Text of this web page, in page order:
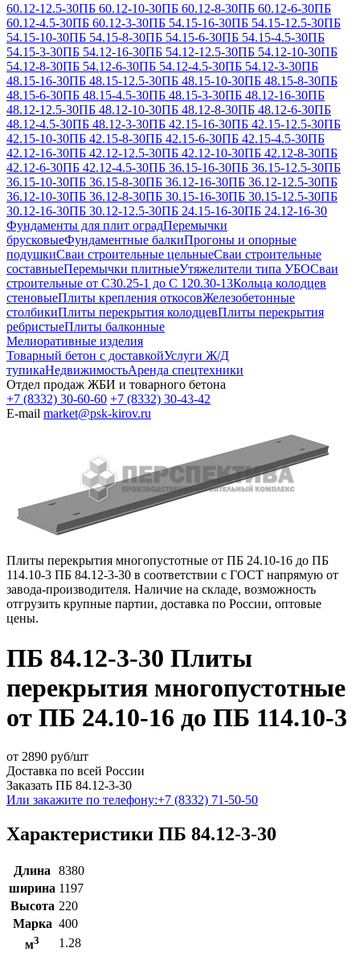
60.12-12.5-30ПБ 60.12-10-30ПБ 60.12-8-30ПБ 60.12-6-30ПБ
60.12-4.5-30ПБ 60.12-3-30ПБ 54.15-16-30ПБ 54.15-12.5-30ПБ
54.15-10-30ПБ 54.15-8-30ПБ 54.15-6-30ПБ 54.15-4.5-30ПБ
54.15-3-30ПБ 54.12-16-30ПБ 54.12-12.5-30ПБ 54.12-10-30ПБ
54.12-8-30ПБ 54.12-6-30ПБ 54.12-4.5-30ПБ 54.12-3-30ПБ
48.15-16-30ПБ 48.15-12.5-30ПБ 48.15-10-30ПБ 48.15-8-30ПБ
48.15-6-30ПБ 48.15-4.5-30ПБ 48.15-3-30ПБ 48.12-16-30ПБ
48.12-12.5-30ПБ 48.12-10-30ПБ 48.12-8-30ПБ 48.12-6-30ПБ
48.12-4.5-30ПБ 48.12-3-30ПБ 42.15-16-30ПБ 42.15-12.5-30ПБ
42.15-10-30ПБ 42.15-8-30ПБ 42.15-6-30ПБ 42.15-4.5-30ПБ
42.12-16-30ПБ 42.12-12.5-30ПБ 42.12-10-30ПБ 42.12-8-30ПБ
42.12-6-30ПБ 42.12-4.5-30ПБ 36.15-16-30ПБ 36.15-12.5-30ПБ
36.15-10-30ПБ 36.15-8-30ПБ 36.12-16-30ПБ 36.12-12.5-30ПБ
36.12-10-30ПБ 36.12-8-30ПБ 30.15-16-30ПБ 30.15-12.5-30ПБ
30.12-16-30ПБ 30.12-12.5-30ПБ 24.15-16-30ПБ 24.12-16-30
Фундаменты для плит оградПеремычки
брусковыеФундаментные балкиПрогоны и опорные
подушкиСваи строительные цельныеСваи строительные
составныеПеремычки плитныеУтяжелители типа УБОСваи
строительные от С30.25-1 до С 120.30-13Кольца колодцев
стеновыеПлиты крепления откосовЖелезобетонные
столбикиПлиты перекрытия колодцевПлиты перекрытия
ребристыеПлиты балконные
Мелиоративные изделия
Товарный бетон с доставкойУслуги Ж/Д
тупикаНедвижимостьАренда спецтехники
Отдел продаж ЖБИ и товарного бетона
+7 (8332) 30-60-60 +7 (8332) 30-43-42
E-mail market@psk-kirov.ru
Плиты перекрытия многопустотные от ПБ 24.10-16 до ПБ
114.10-3 ПБ 84.12-3-30 в соответствии с ГОСТ напрямую от
завода-производителя. Наличие на складе, возможность
отгрузить крупные партии, доставка по России, оптовые
цены.
ПБ 84.12-3-30 Плиты
перекрытия многопустотные
от ПБ 24.10-16 до ПБ 114.10-3
от 2890 руб/шт
Доставка по всей России
Заказать ПБ 84.12-3-30
Или закажите по телефону:+7 (8332) 71-50-50
Характеристики ПБ 84.12-3-30
Длина
8380
ширина 1197
Высота 220
Марка 400
м3
1.28